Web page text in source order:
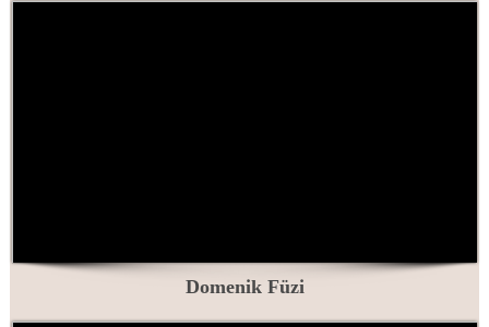
Domenik Füzi